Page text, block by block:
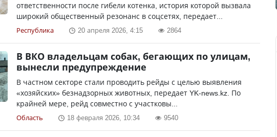
ответственности после гибели котенка, история которой вызвала
широкий общественный резонанс в соцсетях, передает...
Республика 20 апреля 2026, 4:15 2864
В ВКО владельцам собак, бегающих по улицам,
вынесли предупреждение
В частном секторе стали проводить рейды с целью выявления
«хозяйских» безнадзорных животных, передает YK-news.kz. По
крайней мере, рейд совместно с участковы...
Область 18 февраля 2026, 10:34 9540